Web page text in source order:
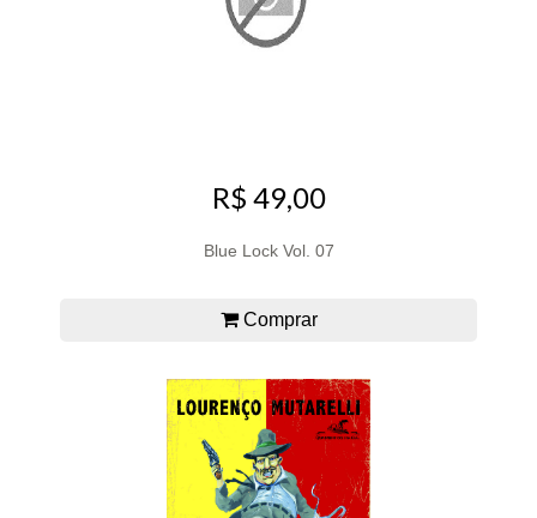
R$ 49,00
Blue Lock Vol. 07
Comprar